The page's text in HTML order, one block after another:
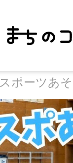
ポーツあ
トップ